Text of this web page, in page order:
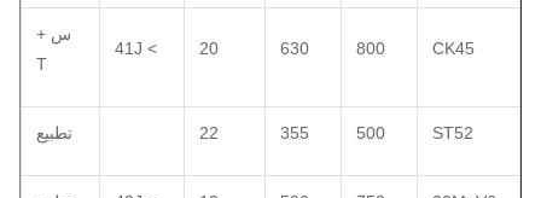
CK45
800
630
20
> 41J
س +
T
ST52
500
355
22 تطبيع